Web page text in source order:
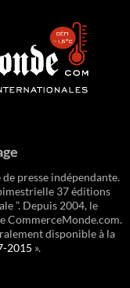
presse indépendante.
37 éditions
”. Depuis 2004, le
CommerceMonde.com.
disponible à la
2015 ».